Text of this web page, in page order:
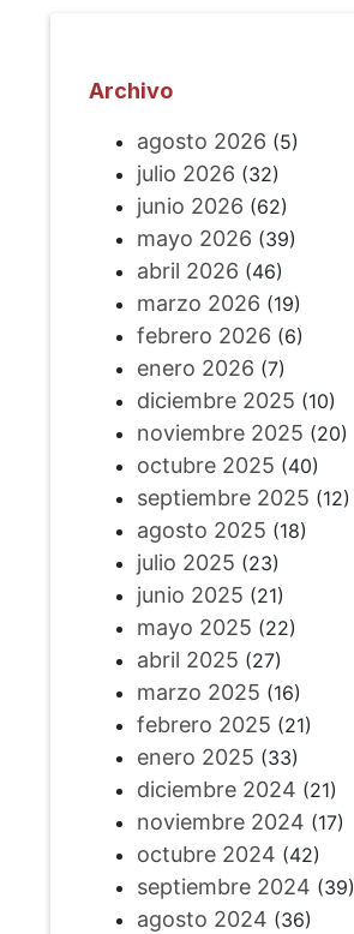
Archivo
agosto 2026 (5)
julio 2026 (32)
junio 2026 (62)
mayo 2026 (39)
abril 2026 (46)
marzo 2026 (19)
febrero 2026 (6)
enero 2026 (7)
diciembre 2025 (10)
noviembre 2025 (20)
octubre 2025 (40)
septiembre 2025 (12)
agosto 2025 (18)
julio 2025 (23)
junio 2025 (21)
mayo 2025 (22)
abril 2025 (27)
marzo 2025 (16)
febrero 2025 (21)
enero 2025 (33)
diciembre 2024 (21)
noviembre 2024 (17)
octubre 2024 (42)
septiembre 2024 (39)
agosto 2024 (36)